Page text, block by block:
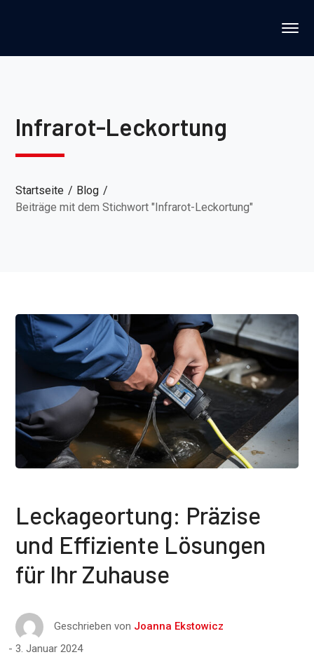
Infrarot-Leckortung
Startseite
Blog
Beiträge mit dem Stichwort "Infrarot-Leckortung"
Leckageortung: Präzise
und Effiziente Lösungen
für Ihr Zuhause
Geschrieben von Joanna Ekstowicz
3. Januar 2024